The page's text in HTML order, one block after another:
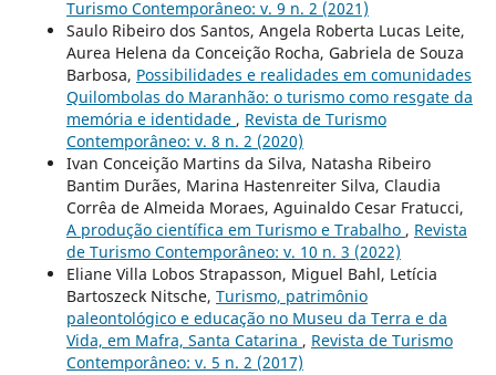
Turismo Contemporâneo: v. 9 n. 2 (2021)
Saulo Ribeiro dos Santos, Angela Roberta Lucas Leite,
Aurea Helena da Conceição Rocha, Gabriela de Souza
Barbosa, Possibilidades e realidades em comunidades
Quilombolas do Maranhão: o turismo como resgate da
memória e identidade , Revista de Turismo
Contemporâneo: v. 8 n. 2 (2020)
Ivan Conceição Martins da Silva, Natasha Ribeiro
Bantim Durães, Marina Hastenreiter Silva, Claudia
Corrêa de Almeida Moraes, Aguinaldo Cesar Fratucci,
A produção científica em Turismo e Trabalho , Revista
de Turismo Contemporâneo: v. 10 n. 3 (2022)
Eliane Villa Lobos Strapasson, Miguel Bahl, Letícia
Bartoszeck Nitsche, Turismo, patrimônio
paleontológico e educação no Museu da Terra e da
Vida, em Mafra, Santa Catarina , Revista de Turismo
Contemporâneo: v. 5 n. 2 (2017)